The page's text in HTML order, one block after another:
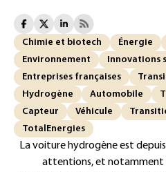
Chimie et biotech Énergie
Environnement
Innovations
Entreprises françaises
Hydrogène
Automobile
Capteur
Véhicule
TotalEnergies
La voiture hydrogène est
attentions, et notamment